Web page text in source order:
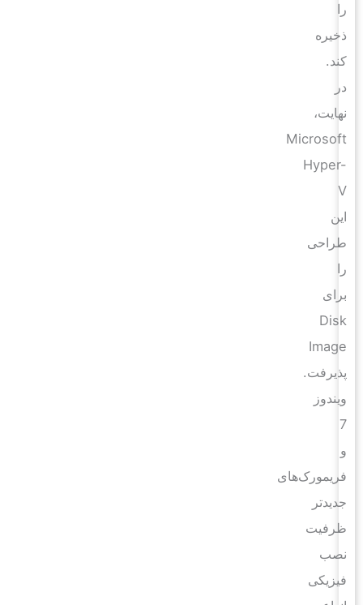
ذخیره
کند.
نهایت،
Microsoft
Hyper-
طراحی
برای
Disk
Image
پذیرفت.
ویندوز
فریمورک‌های
جدیدتر
ظرفیت
نصب
فیزیکی